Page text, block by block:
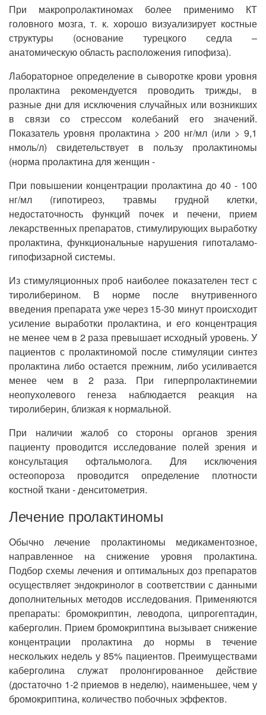
При макропролактиномах более применимо КТ
головного мозга, т. к. хорошо визуализирует костные
структуры (основание турецкого седла –
анатомическую область расположения гипофиза).
Лабораторное определение в сыворотке крови уровня
пролактина рекомендуется проводить трижды, в
разные дни для исключения случайных или возникших
в связи со стрессом колебаний его значений.
Показатель уровня пролактина > 200 нг/мл (или > 9,1
нмоль/л) свидетельствует в пользу пролактиномы
(норма пролактина для женщин -
При повышении концентрации пролактина до 40 - 100
нг/мл (гипотиреоз, травмы грудной клетки,
недостаточность функций почек и печени, прием
лекарственных препаратов, стимулирующих выработку
пролактина, функциональные нарушения гипоталамо-
гипофизарной системы.
Из стимуляционных проб наиболее показателен тест с
тиролиберином. В норме после внутривенного
введения препарата уже через 15-30 минут происходит
усиление выработки пролактина, и его концентрация
не менее чем в 2 раза превышает исходный уровень. У
пациентов с пролактиномой после стимуляции синтез
пролактина либо остается прежним, либо усиливается
менее чем в 2 раза. При гиперпролактинемии
неопухолевого генеза наблюдается реакция на
тиролиберин, близкая к нормальной.
При наличии жалоб со стороны органов зрения
пациенту проводится исследование полей зрения и
консультация офтальмолога. Для исключения
остеопороза проводится определение плотности
костной ткани - денситометрия.
Лечение пролактиномы
Обычно лечение пролактиномы медикаментозное,
направленное на снижение уровня пролактина.
Подбор схемы лечения и оптимальных доз препаратов
осуществляет эндокринолог в соответствии с данными
дополнительных методов исследования. Применяются
препараты: бромокриптин, леводопа, ципрогептадин,
каберголин. Прием бромокриптина вызывает снижение
концентрации пролактина до нормы в течение
нескольких недель у 85% пациентов. Преимуществами
каберголина служат пролонгированное действие
(достаточно 1-2 приемов в неделю), наименьшее, чем у
бромокриптина, количество побочных эффектов.